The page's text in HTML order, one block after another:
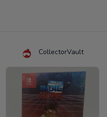
CollectorVault